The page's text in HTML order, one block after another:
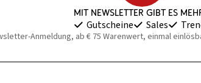
Mit Newsletter gibt es
Gutscheine Sales
Anmeldung, ab € 75 Warenwert, einmal